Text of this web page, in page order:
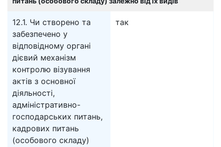
12.1. Чи створено та
забезпечено у
відповідному органі
дієвий механізм
контролю візування
актів з основної
діяльності,
адміністративно-
господарських питань,
кадрових питань
(особового складу)
так